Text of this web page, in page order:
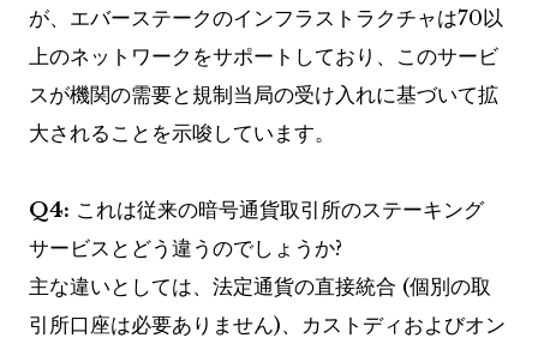
が、エバーステークのインフラストラクチャは70以
上のネットワークをサポートしており、このサービ
スが機関の需要と規制当局の受け入れに基づいて拡
大されることを示唆しています。
Q4: これは従来の暗号通貨取引所のステーキング
サービスとどう違うのでしょうか?
主な違いとしては、法定通貨の直接統合 (個別の取
引所口座は必要ありません)、カストディおよびオン